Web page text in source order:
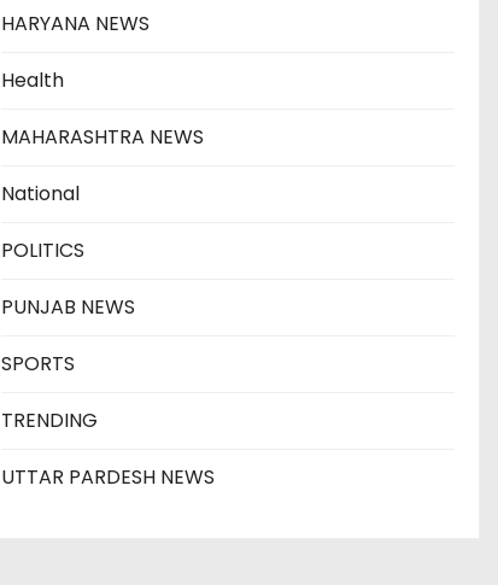
HARYANA NEWS
Health
MAHARASHTRA NEWS
National
POLITICS
PUNJAB NEWS
SPORTS
TRENDING
UTTAR PARDESH NEWS